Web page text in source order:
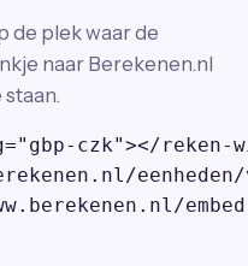
de plek waar de
naar Berekenen.nl
czk"></reken-